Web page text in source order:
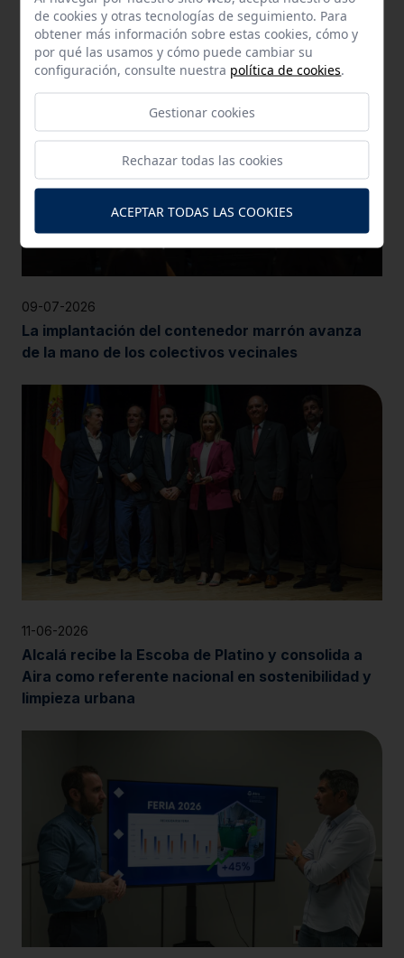
Actualidad
09-07-2026
La implantación del contenedor marrón avanza
de la mano de los colectivos vecinales
11-06-2026
Alcalá recibe la Escoba de Platino y consolida a
Aira como referente nacional en sostenibilidad y
limpieza urbana
de cookies y otras tecnologías de seguimiento. Para
obtener más información sobre estas cookies, cómo y
por qué las usamos y cómo puede cambiar su
configuración, consulte nuestra política de cookies.
Gestionar cookies
Rechazar todas las cookies
ACEPTAR TODAS LAS COOKIES